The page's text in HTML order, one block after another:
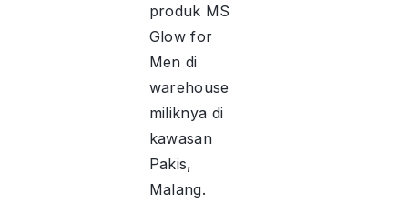
produk MS
Glow for
Men di
warehouse
miliknya di
kawasan
Pakis,
Malang.